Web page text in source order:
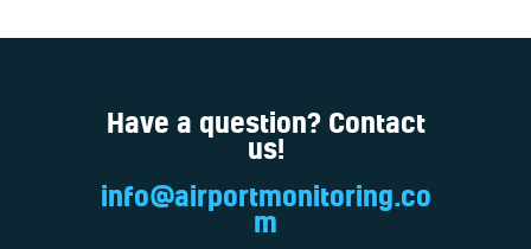
Have a question? Contact
us!
info@airportmonitoring.co
m